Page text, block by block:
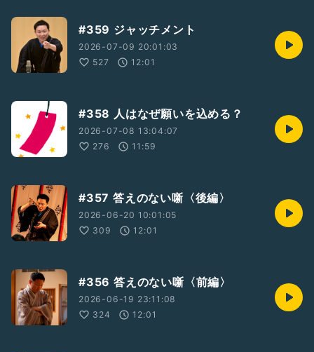
#359 ジャッチメント
2026-07-09 20:01:03
527
12:01
#358 人はなぜ願いを込める？
2026-07-08 13:04:07
276
11:59
#357 答えのない噺〈後編〉
2026-06-20 10:01:05
309
12:01
#356 答えのない噺〈前編〉
2026-06-19 23:11:08
324
12:01